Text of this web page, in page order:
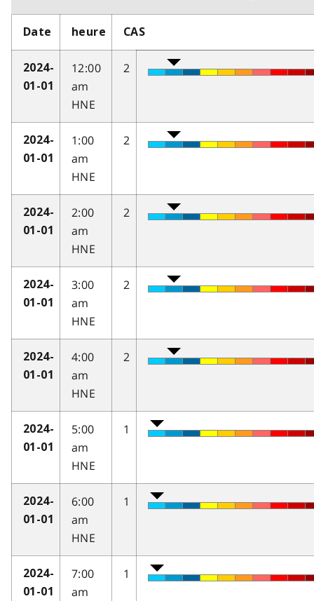
Date heure CAS
2024-
01-01
12:00
am
HNE
2
2024-
01-01
1:00
am
HNE
2
2024-
01-01
2:00
am
HNE
2
2024-
01-01
3:00
am
HNE
2
2024-
01-01
4:00
am
HNE
2
2024-
01-01
5:00
am
HNE
1
2024-
01-01
6:00
am
HNE
1
2024-
01-01
7:00
am
1